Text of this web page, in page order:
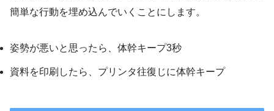
簡単な行動を埋め込んでいくことにします。
姿勢が悪いと思ったら、体幹キープ3秒
資料を印刷したら、プリンタ往復じに体幹キープ